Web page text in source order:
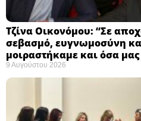
Τζίνα Οικονόμου: “Σε
σεβασμό, ευγνωμοσύνη
μοιραστήκαμε και όσα
9 Αυγούστου 2026